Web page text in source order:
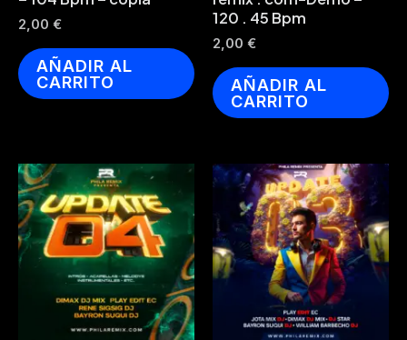
2,00 €
AÑADIR AL
CARRITO
120 . 45 Bpm
2,00 €
AÑADIR AL
CARRITO